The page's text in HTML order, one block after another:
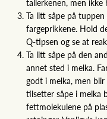
Ta litt såpe på
fargeprikkene. Hold
Q-tipsen og se at
Ta litt såpe på den
annet sted i melka.
godt i melka, men
tilsetter såpe i melka
fettmolekulene på